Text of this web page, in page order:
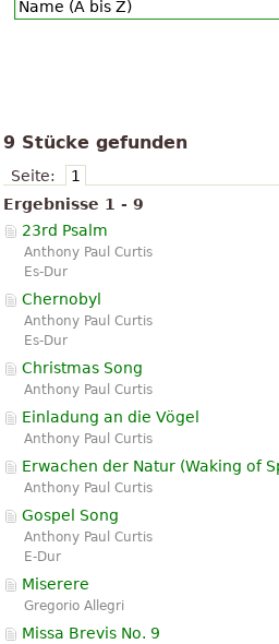
9 Stücke gefunden
Seite:
1
Ergebnisse 1 - 9
23rd Psalm
Anthony Paul Curtis
Es-Dur
Chernobyl
Anthony Paul Curtis
Es-Dur
Christmas Song
Anthony Paul Curtis
Einladung an die Vögel
Anthony Paul Curtis
Erwachen der Natur (Waking of
Anthony Paul Curtis
Gospel Song
Anthony Paul Curtis
E-Dur
Miserere
Gregorio Allegri
Missa Brevis No. 9